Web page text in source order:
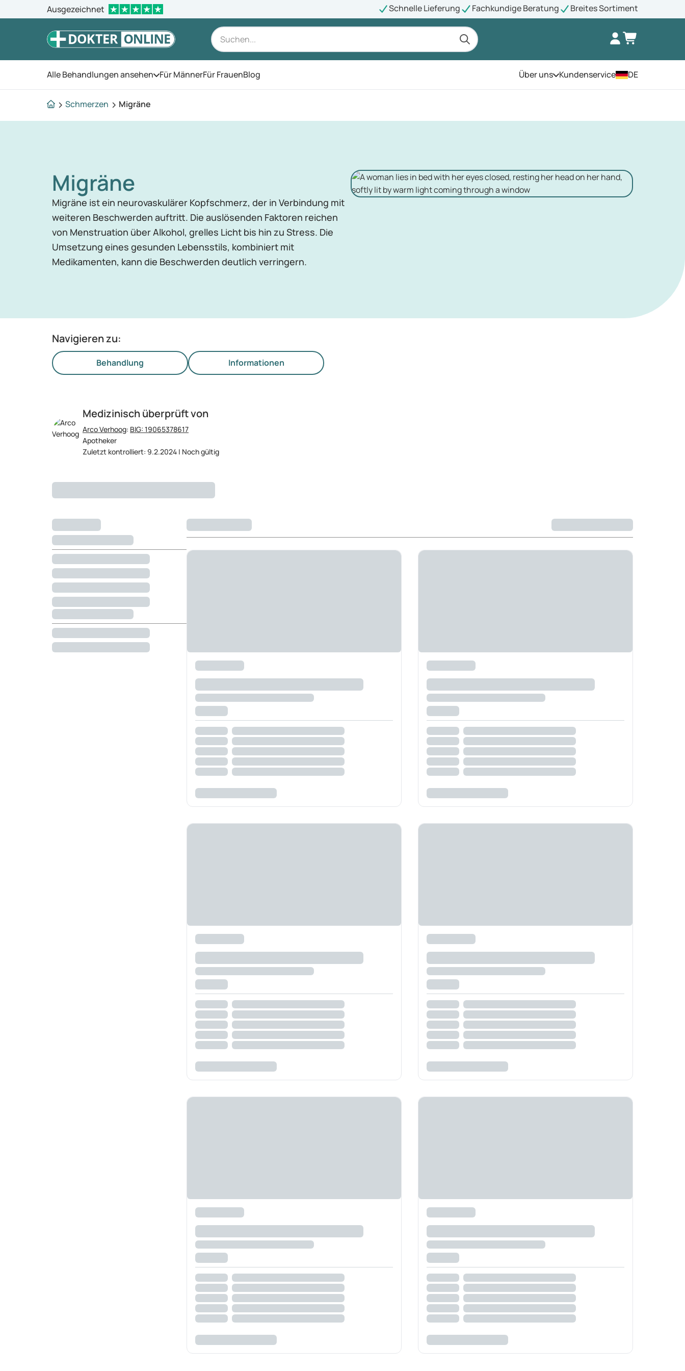
Ausgezeichnet Schnelle Lieferung Fachkundige Beratung Breites Sortiment
Alle Behandlungen ansehen Öffnen Sie das Menü
Für MännerFür FrauenBlog Über unsÖffnen Sie das Menü
Kundenservice DE
Schmerzen Migräne
Migräne
Migräne ist ein neurovaskulärer Kopfschmerz, der in Verbindung mit
weiteren Beschwerden auftritt. Die auslösenden Faktoren reichen
von Menstruation über Alkohol, grelles Licht bis hin zu Stress. Die
Umsetzung eines gesunden Lebensstils, kombiniert mit
Medikamenten, kann die Beschwerden deutlich verringern.
Navigieren zu:
Behandlung Informationen
Medizinisch überprüft von
Arco Verhoog: BIG: 19065378617
Apotheker
Zuletzt kontrolliert: 9.2.2024 | Noch gültig